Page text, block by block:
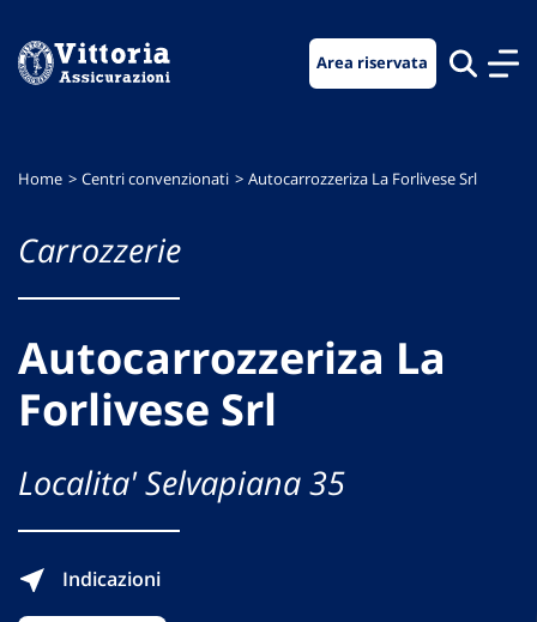
menu
contenuto
footer
Area riservata
Home Centri convenzionati Autocarrozzeriza La Forlivese Srl
Carrozzerie
Autocarrozzeriza La
Forlivese Srl
Localita' Selvapiana 35
Indicazioni